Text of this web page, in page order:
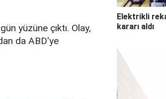
yüzüne çıktı. Olay,
da ABD'ye
Elektrikli
kararı aldı